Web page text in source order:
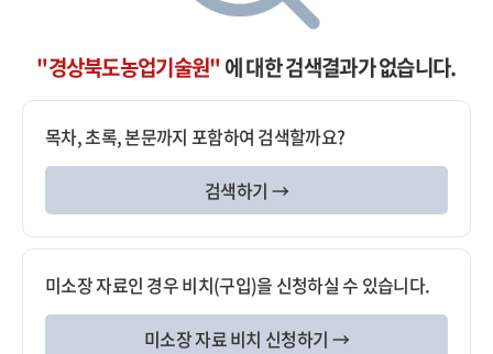
"경상북도농업기술원"에 대한 검색결과가 없습니다.
목차, 초록, 본문까지 포함하여 검색할까요?
검색하기 →
미소장 자료인 경우 비치(구입)을 신청하실 수 있습니다.
미소장 자료 비치 신청하기 →